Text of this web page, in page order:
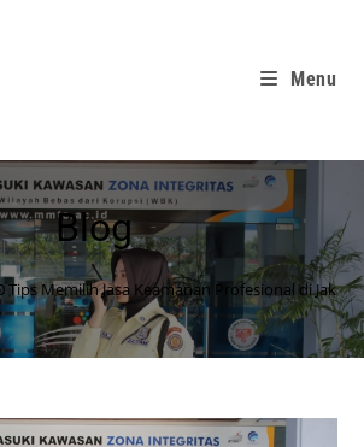
Menu
Blog
Tips Memilih Jasa Keamanan Profesional di